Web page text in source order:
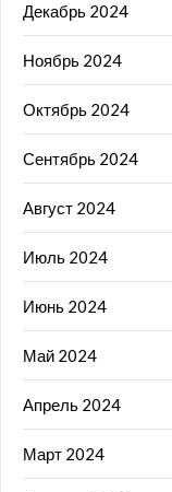
Декабрь 2024
Ноябрь 2024
Октябрь 2024
Сентябрь 2024
Август 2024
Июль 2024
Июнь 2024
Май 2024
Апрель 2024
Март 2024